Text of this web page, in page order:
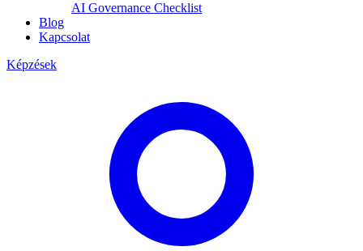
AI Governance Checklist
Blog
Kapcsolat
Képzések